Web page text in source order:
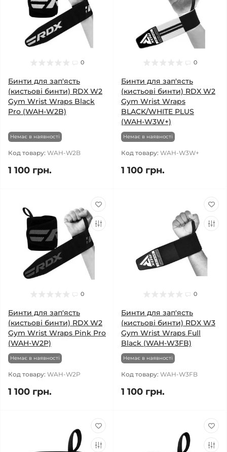
0
Бинти для зап'ясть
(кистьові бинти) RDX W2
Gym Wrist Wraps Black
Pro (WAH-W2B)
Немає в наявності
Код товару: WAH-W2B
1 100 грн.
0
Бинти для зап'ясть
(кистьові бинти) RDX W2
Gym Wrist Wraps
BLACK/WHITE PLUS
(WAH-W3W+)
Немає в наявності
Код товару: WAH-W3W+
1 100 грн.
0
Бинти для зап'ясть
(кистьові бинти) RDX W2
Gym Wrist Wraps Pink Pro
(WAH-W2P)
Немає в наявності
Код товару: WAH-W2P
1 100 грн.
0
Бинти для зап'ясть
(кистьові бинти) RDX W3
Gym Wrist Wraps Full
Black (WAH-W3FB)
Немає в наявності
Код товару: WAH-W3FB
1 100 грн.